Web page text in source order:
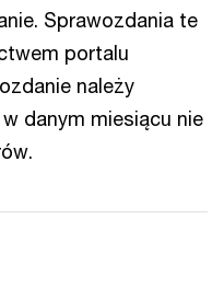
Sprawozdania te
portalu
należy
danym miesiącu nie